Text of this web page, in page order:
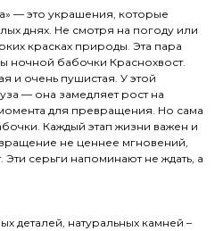
— это украшения, которые
днях. Не смотря на погоду или
красках природы. Эта пара
ночной бабочки Краснохвост.
и очень пушистая. У этой
— она замедляет рост на
для превращения. Но сама
Каждый этап жизни важен и
не ценнее мгновений,
серьги напоминают не ждать, а
деталей, натуральных камней –